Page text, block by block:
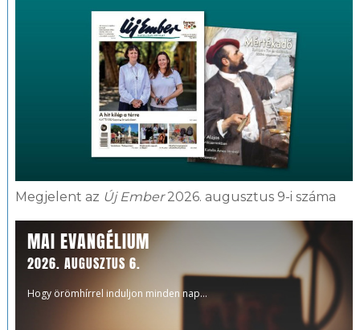
Megjelent az Új Ember2026. augusztus 9-i száma
MAI EVANGÉLIUM
2026. AUGUSZTUS 6.
Hogy örömhírrel induljon minden nap...